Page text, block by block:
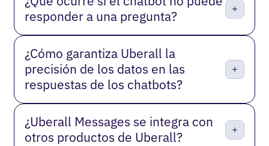
responder a una pregunta?
¿Cómo garantiza Uberall la
precisión de los datos en las
respuestas de los chatbots?
¿Uberall Messages se integra con
otros productos de Uberall?